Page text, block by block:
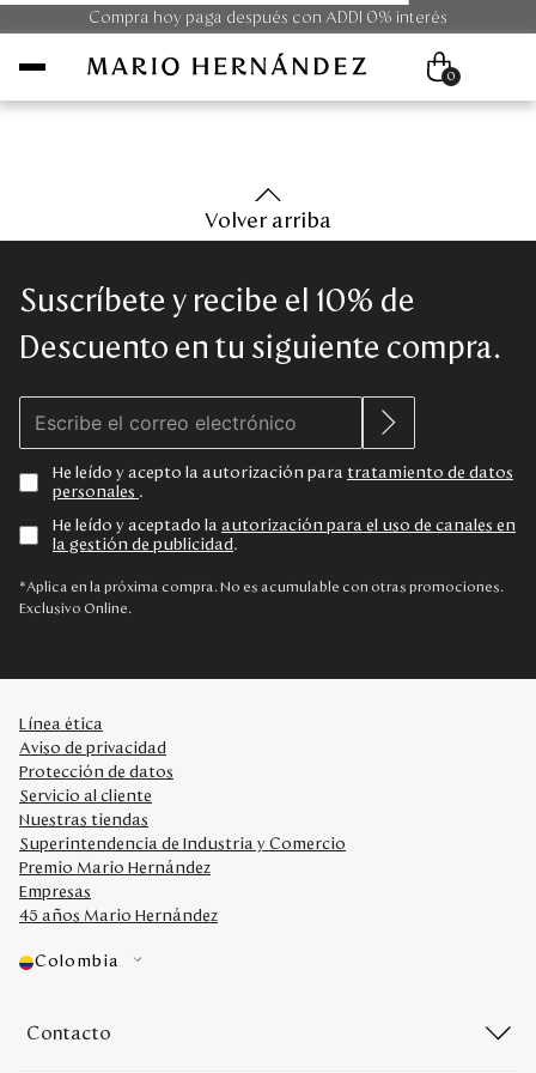
Compra hoy paga después con ADDI 0% interés
Hombre
Unisex
Colecciones
Outlet
Disney
Servicio al cliente
Nuestras Tiendas
Colombia
Panamá
0
Volver arriba
Suscríbete y recibe el 10% de
Descuento en tu siguiente compra.
He leído y acepto la autorización para tratamiento de datos
personales .
He leído y aceptado la autorización para el uso de canales en
la gestión de publicidad .
*Aplica en la próxima compra. No es acumulable con otras promociones.
Exclusivo Online.
Línea ética
Aviso de privacidad
Protección de datos
Servicio al cliente
Nuestras tiendas
Superintendencia de Industria y Comercio
Premio Mario Hernández
Empresas
45 años Mario Hernández
Colombia
Contacto